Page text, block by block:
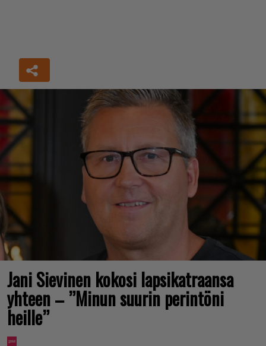
Jani Sievinen kokosi lapsikatraansa
yhteen – ”Minun suurin perintöni
heille”